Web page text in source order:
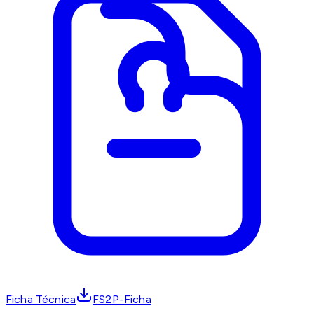
Ficha Técnica FS2P-Ficha